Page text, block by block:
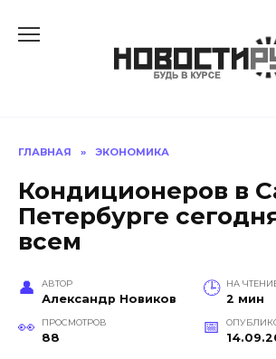
ГЛАВНАЯ » ЭКОНОМИКА
Кондиционеров в
Петербурге
всем
АВТОР
Александр Новиков
НА
2 мин
ПРОСМОТРОВ
88